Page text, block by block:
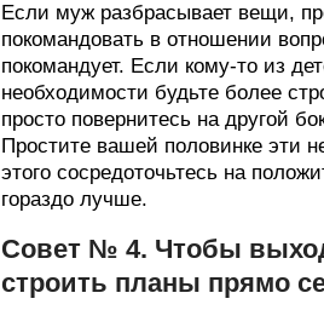
Если муж разбрасывает вещи,
покомандовать в отношении
покомандует. Если кому-то из
необходимости будьте более
просто повернитесь на другой
Простите вашей половинке эти
этого сосредоточьтесь на
гораздо лучше.
Совет № 4. Чтобы
строить планы прямо